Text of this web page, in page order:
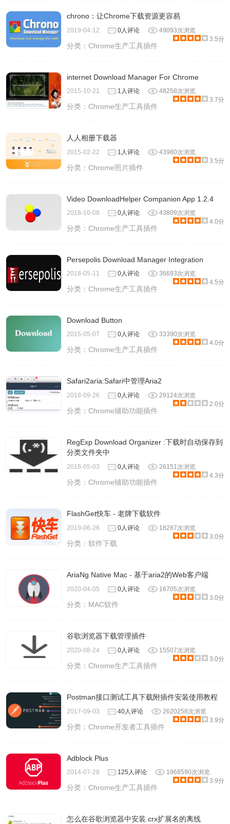
chrono：让Chrome下载资源更容易
2019-04-12 0人评论
49093次浏览
3.5分
分类：Chrome生产工具插件
internet Download Manager For Chrome
2015-10-21 1人评论
48258次浏览
3.7分
分类：Chrome生产工具插件
人人相册下载器
2015-02-22 1人评论
43980次浏览
3.5分
分类：Chrome照片插件
Video DownloadHelper Companion App 1.2.4
2018-10-08 0人评论
43809次浏览
4.0分
分类：Chrome生产工具插件
Persepolis Download Manager Integration
2018-05-11 0人评论
36693次浏览
4.5分
分类：Chrome生产工具插件
Download Button
2015-05-07 0人评论
33390次浏览
4.0分
分类：Chrome生产工具插件
Safari2aria:Safari中管理Aria2
2018-09-26 0人评论
29124次浏览
2.0分
分类：Chrome辅助功能插件
RegExp Download Organizer :下载时自动保存到
分类文件夹中
2018-05-03 0人评论
26151次浏览
4.3分
分类：Chrome辅助功能插件
FlashGet快车 - 老牌下载软件
2019-06-26 0人评论
18287次浏览
3.0分
分类：软件下载
AriaNg Native Mac - 基于aria2的Web客户端
2020-04-05 0人评论
16705次浏览
3.0分
分类： MAC软件
谷歌浏览器下载管理插件
2020-08-24 0人评论
15507次浏览
3.0分
分类：Chrome生产工具插件
Postman接口测试工具下载附插件安装使用教程
2017-09-03 40人评论
2620258次浏览
3.9分
分类：Chrome开发者工具插件
Adblock Plus
2014-07-28 125人评论
1968590次浏览
3.9分
分类：Chrome生产工具插件
怎么在谷歌浏览器中安装.crx扩展名的离线